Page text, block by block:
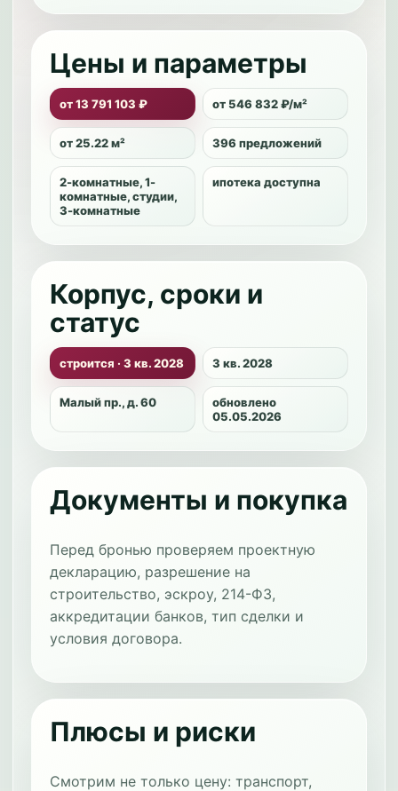
Цены и параметры
от 13 791 103 ₽ от 546 832 ₽/м²
от 25.22 м² 396 предложений
2-комнатные, 1-
комнатные, студии,
3-комнатные
ипотека доступна
Корпус, сроки и
статус
строится · 3 кв. 2028 3 кв. 2028
Малый пр., д. 60
обновлено
05.05.2026
Документы и покупка
Перед бронью проверяем проектную
декларацию, разрешение на
строительство, эскроу, 214-ФЗ,
аккредитации банков, тип сделки и
условия договора.
Плюсы и риски
Смотрим не только цену: транспорт,